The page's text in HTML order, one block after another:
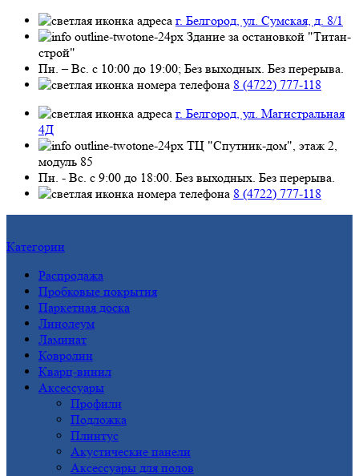
г. Белгород, ул. Сумская, д. 8/1
Здание за остановкой "Титан-
строй"
Пн. – Вс. с 10:00 до 19:00; Без выходных. Без перерыва.
8 (4722) 777-118
г. Белгород, ул. Магистральная
4Д
ТЦ "Спутник-дом", этаж 2,
модуль 85
Пн. - Вс. с 9:00 до 18:00. Без выходных. Без перерыва.
8 (4722) 777-118
Категории
Распродажа
Пробковые покрытия
Паркетная доска
Линолеум
Ламинат
Ковролин
Кварц-винил
Аксессуары
Профили
Подложка
Плинтус
Акустические панели
Аксессуары для полов